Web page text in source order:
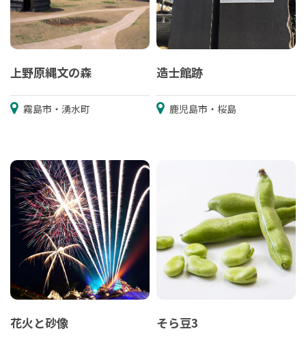
上野原縄文の森
霧島市・湧水町
造士館跡
鹿児島市・桜島
花火と砂像 そら豆3